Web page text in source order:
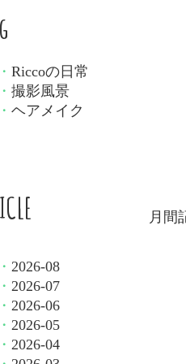
・ Riccoの日常
・ 撮影風景
・ ヘアメイク
月間
・ 2026-08
・ 2026-07
・ 2026-06
・ 2026-05
・ 2026-04